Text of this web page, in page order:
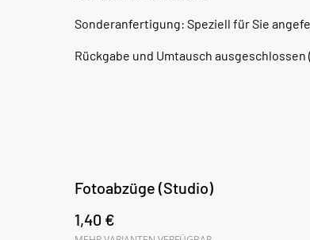
Sonderanfertigung: Speziell für Sie
Rückgabe und Umtausch ausgeschlossen
Fotoabzüge (Studio)
1,40 €